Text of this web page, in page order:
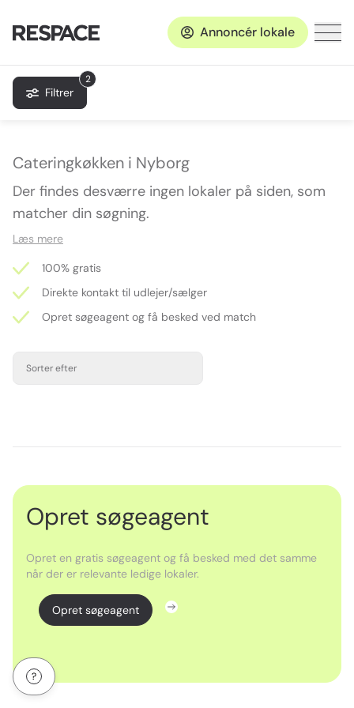
Annoncér lokale
2
Filtrer
Cateringkøkken i Nyborg
Der findes desværre ingen lokaler på siden, som
matcher din søgning.
Læs mere
100% gratis
Direkte kontakt til udlejer/sælger
Opret søgeagent og få besked ved match
Sorter efter
Opret søgeagent
Opret en gratis søgeagent og få besked med det samme
når der er relevante ledige lokaler.
Opret søgeagent